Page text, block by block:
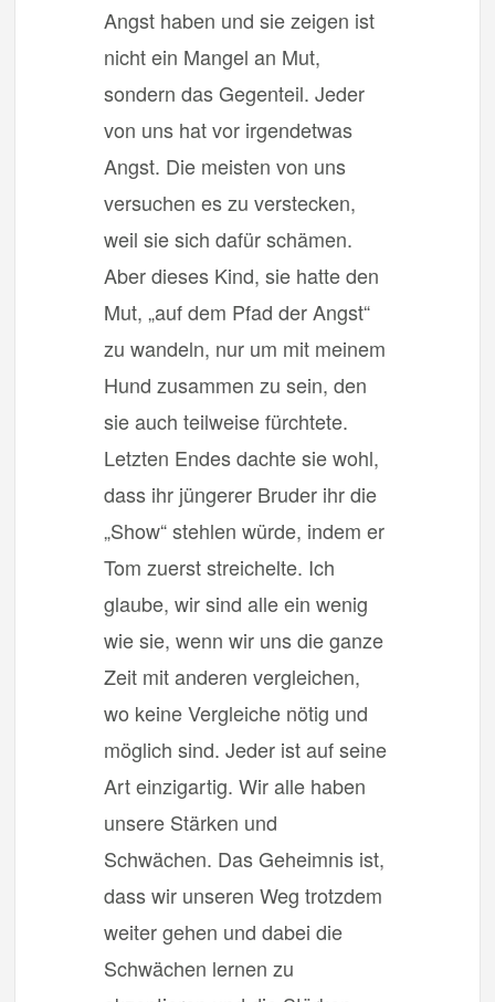
Angst haben und sie zeigen ist
nicht ein Mangel an Mut,
sondern das Gegenteil. Jeder
von uns hat vor irgendetwas
Angst. Die meisten von uns
versuchen es zu verstecken,
weil sie sich dafür schämen.
Aber dieses Kind, sie hatte den
Mut, „auf dem Pfad der Angst“
zu wandeln, nur um mit meinem
Hund zusammen zu sein, den
sie auch teilweise fürchtete.
Letzten Endes dachte sie wohl,
dass ihr jüngerer Bruder ihr die
„Show“ stehlen würde, indem er
Tom zuerst streichelte. Ich
glaube, wir sind alle ein wenig
wie sie, wenn wir uns die ganze
Zeit mit anderen vergleichen,
wo keine Vergleiche nötig und
möglich sind. Jeder ist auf seine
Art einzigartig. Wir alle haben
unsere Stärken und
Schwächen. Das Geheimnis ist,
dass wir unseren Weg trotzdem
weiter gehen und dabei die
Schwächen lernen zu